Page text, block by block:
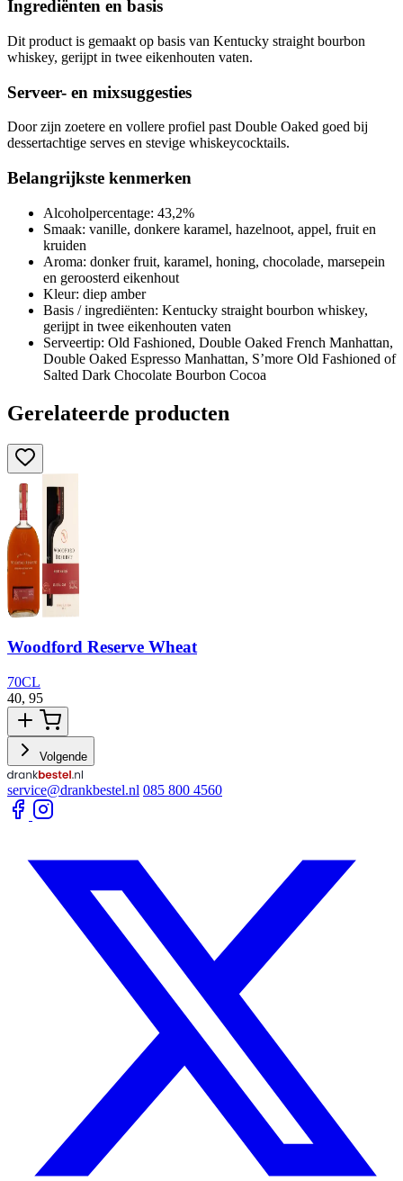
Ingrediënten en basis
Dit product is gemaakt op basis van Kentucky straight bourbon
whiskey, gerijpt in twee eikenhouten vaten.
Serveer- en mixsuggesties
Door zijn zoetere en vollere profiel past Double Oaked goed bij
dessertachtige serves en stevige whiskeycocktails.
Belangrijkste kenmerken
Alcoholpercentage: 43,2%
Smaak: vanille, donkere karamel, hazelnoot, appel, fruit en
kruiden
Aroma: donker fruit, karamel, honing, chocolade, marsepein
en geroosterd eikenhout
Kleur: diep amber
Basis / ingrediënten: Kentucky straight bourbon whiskey,
gerijpt in twee eikenhouten vaten
Serveertip: Old Fashioned, Double Oaked French Manhattan,
Double Oaked Espresso Manhattan, S’more Old Fashioned of
Salted Dark Chocolate Bourbon Cocoa
Gerelateerde producten
Woodford Reserve Wheat
70CL
40, 95
Volgende
service@drankbestel.nl 085 800 4560